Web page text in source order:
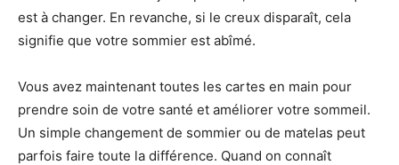
est à changer. En revanche, si le creux disparaît, cela
signifie que votre sommier est abîmé.
Vous avez maintenant toutes les cartes en main pour
prendre soin de votre santé et améliorer votre sommeil.
Un simple changement de sommier ou de matelas peut
parfois faire toute la différence. Quand on connaît